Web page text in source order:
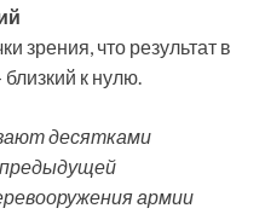
зрения, что результат в
близкий к нулю.
десятками
армии